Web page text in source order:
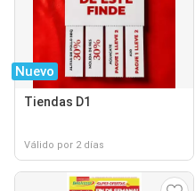
Nuevo
Tiendas D1
Válido por 2 días